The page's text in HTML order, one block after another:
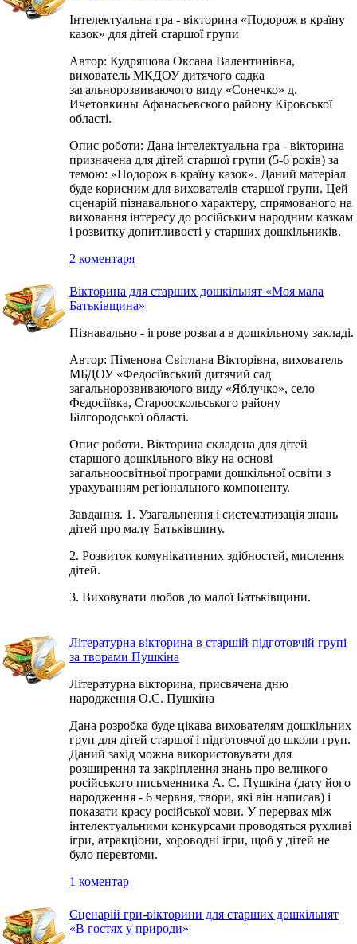
Інтелектуальна гра - вікторина «Подорож в країну
казок» для дітей старшої групи
Автор: Кудряшова Оксана Валентинівна,
вихователь МКДОУ дитячого садка
загальнорозвиваючого виду «Сонечко» д.
Ичетовкины Афанасьевского району Кіровської
області.
Опис роботи: Дана інтелектуальна гра - вікторина
призначена для дітей старшої групи (5-6 років) за
темою: «Подорож в країну казок». Даний матеріал
буде корисним для вихователів старшої групи. Цей
сценарій пізнавального характеру, спрямованого на
виховання інтересу до російським народним казкам
і розвитку допитливості у старших дошкільників.
2 коментаря
Вікторина для старших дошкільнят «Моя мала
Батьківщина»
Пізнавально - ігрове розвага в дошкільному закладі.
Автор: Піменова Світлана Вікторівна, вихователь
МБДОУ «Федосіївський дитячий сад
загальнорозвиваючого виду «Яблучко», село
Федосіївка, Старооскольського району
Білгородської області.
Опис роботи. Вікторина складена для дітей
старшого дошкільного віку на основі
загальноосвітньої програми дошкільної освіти з
урахуванням регіонального компоненту.
Завдання. 1. Узагальнення і систематизація знань
дітей про малу Батьківщину.
2. Розвиток комунікативних здібностей, мислення
дітей.
3. Виховувати любов до малої Батьківщини.
Літературна вікторина в старшій підготовчій групі
за творами Пушкіна
Літературна вікторина, присвячена дню
народження О.С. Пушкіна
Дана розробка буде цікава вихователям дошкільних
груп для дітей старшої і підготовчої до школи груп.
Даний захід можна використовувати для
розширення та закріплення знань про великого
російського письменника А. С. Пушкіна (дату його
народження - 6 червня, твори, які він написав) і
показати красу російської мови. У перервах між
інтелектуальними конкурсами проводяться рухливі
ігри, атракціони, хороводні ігри, щоб у дітей не
було перевтоми.
1 коментар
Сценарій гри-вікторини для старших дошкільнят
«В гостях у природи»